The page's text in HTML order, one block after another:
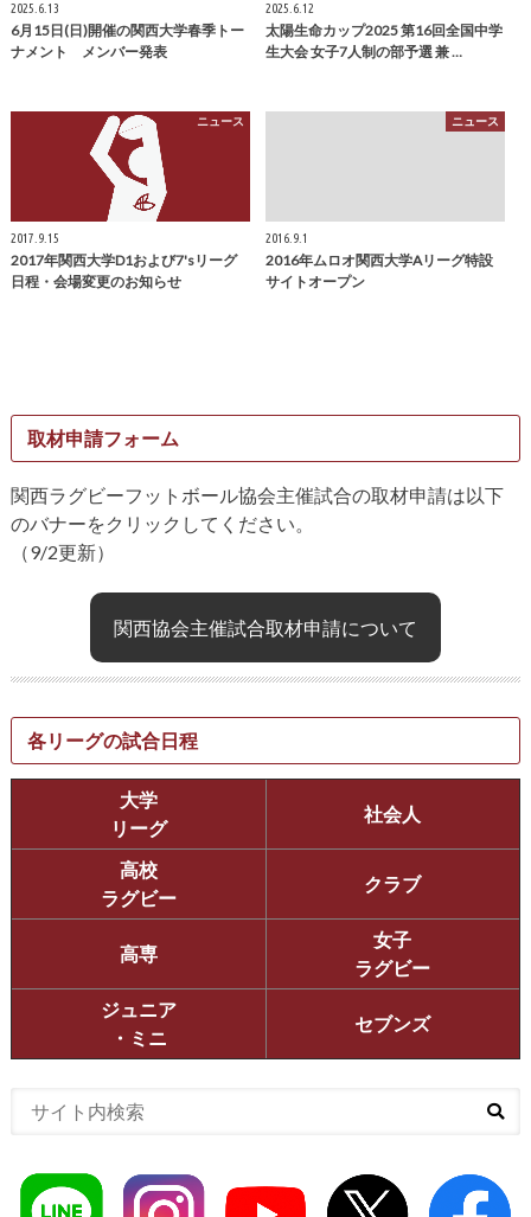
2025.6.13
6月15日(日)開催の関西大学春季トー
ナメント メンバー発表
2025.6.12
太陽生命カップ2025 第16回全国中学
生大会 女子7人制の部予選 兼 …
ニュース
2017.9.15
2017年関西大学D1および7'sリーグ
日程・会場変更のお知らせ
ニュース
2016.9.1
2016年ムロオ関西大学Aリーグ特設
サイトオープン
取材申請フォーム
関西ラグビーフットボール協会主催試合の取材申請は以下
のバナーをクリックしてください。
（9/2更新）
関西協会主催試合取材申請について
各リーグの試合日程
大学
リーグ
社会人
高校
ラグビー
クラブ
高専
女子
ラグビー
ジュニア
・ミニ
セブンズ